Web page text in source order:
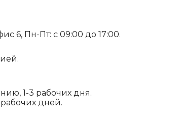
6, Пн-Пт: с 09:00 до 17:00.
1-3 рабочих дня.
дней.